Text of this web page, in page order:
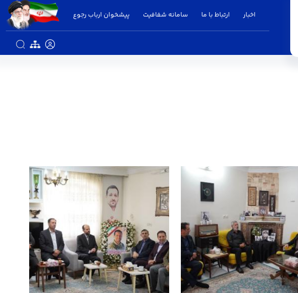
اخبار ارتباط با ما سامانه شفافیت پیشخوان ارباب رجوع